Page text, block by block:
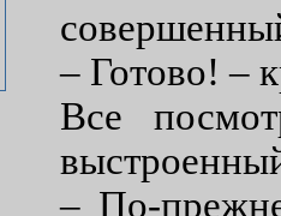
– Готово! –
Все
– По-